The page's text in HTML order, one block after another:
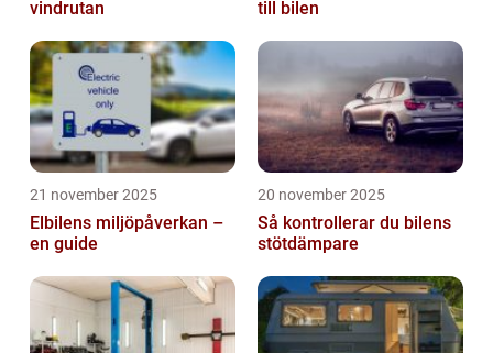
vindrutan
till bilen
21 november 2025
Elbilens miljöpåverkan –
en guide
20 november 2025
Så kontrollerar du bilens
stötdämpare